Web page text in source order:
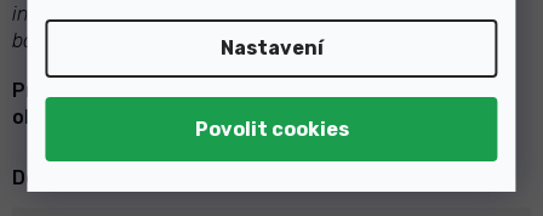
Nastavení
informacemi patří specifikace produktů, výbavy, modelů,
barev a materiálů.
Pro ověření specifikace pište na e-mail
obchod@urban-sport.cz
Doplňkové parametry